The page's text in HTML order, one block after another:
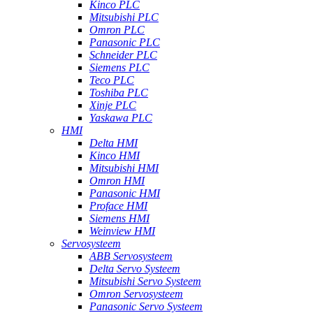
Kinco PLC
Mitsubishi PLC
Omron PLC
Panasonic PLC
Schneider PLC
Siemens PLC
Teco PLC
Toshiba PLC
Xinje PLC
Yaskawa PLC
HMI
Delta HMI
Kinco HMI
Mitsubishi HMI
Omron HMI
Panasonic HMI
Proface HMI
Siemens HMI
Weinview HMI
Servosysteem
ABB Servosysteem
Delta Servo Systeem
Mitsubishi Servo Systeem
Omron Servosysteem
Panasonic Servo Systeem